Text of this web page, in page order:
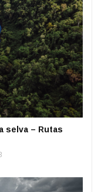
selva – Rutas